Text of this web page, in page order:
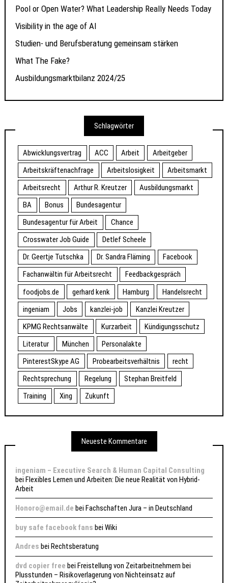
Pool or Open Water? What Leadership Really Needs Today
Visibility in the age of AI
Studien- und Berufsberatung gemeinsam stärken
What The Fake?
Ausbildungsmarktbilanz 2024/25
Schlagwörter
Abwicklungsvertrag ACC Arbeit
Arbeitgeber
Arbeitskräftenachfrage
Arbeitslosigkeit
Arbeitsmarkt
Arbeitsrecht
Arthur R. Kreutzer
Ausbildungsmarkt
BA
Bonus
Bundesagentur
Bundesagentur für Arbeit
Chance
Crosswater Job Guide
Detlef Scheele
Dr. Geertje Tutschka
Dr. Sandra Fläming
Facebook
Fachanwältin für Arbeitsrecht
Feedbackgespräch
foodjobs.de
gerhard kenk Hamburg
Handelsrecht
ingeniam
Jobs kanzlei-job
Kanzlei Kreutzer
KPMG Rechtsanwälte
Kurzarbeit
Kündigungsschutz
Literatur
München
Personalakte
PinterestSkype AG
Probearbeitsverhältnis
recht
Rechtsprechung
Regelung
Stephan Breitfeld
Training
Xing Zukunft
Neueste Kommentare
ingeniam – Executive Search & Human Capital Consulting
beiFlexibles Lernen und Arbeiten: Die neue Realität von Hybrid-
Arbeit
Honoro@email.de beiFachschaften Jura – in Deutschland
buy safe facebook fans beiWiki
Andres beiRechtsberatung
dvd copier free beiFreistellung von Zeitarbeitnehmern bei
Plusstunden – Risikoverlagerung von Nichteinsatz auf